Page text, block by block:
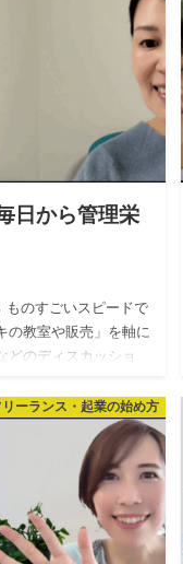
日から管理栄
ものすごいスピードで
の教室や販売」を軸に
どのディスカッショ
ーランス・起業の始め方